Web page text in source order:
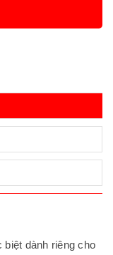
dành riêng cho